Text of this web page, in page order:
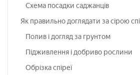
Схема посадки саджанців
Як правильно доглядати за сірою
Полив і догляд за грунтом
Підживлення і добриво рослини
Обрізка спіреї